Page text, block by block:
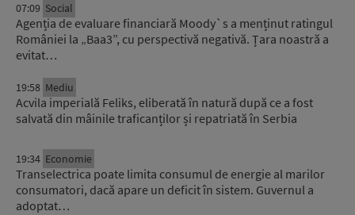
07:09 Social
Agenția de evaluare financiară Moody`s a menținut ratingul
României la „Baa3”, cu perspectivă negativă. Țara noastră a
evitat…
19:58 Mediu
Acvila imperială Feliks, eliberată în natură după ce a fost
salvată din mâinile traficanților și repatriată în Serbia
19:34 Economie
Transelectrica poate limita consumul de energie al marilor
consumatori, dacă apare un deficit în sistem. Guvernul a
adoptat…